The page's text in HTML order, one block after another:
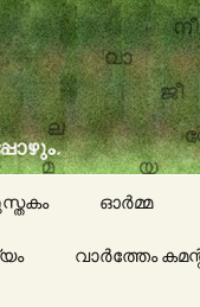
cinema,
ഓർമ്മ
വാർത്തേം